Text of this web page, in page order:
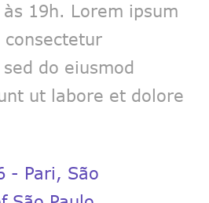
19h. Lorem ipsum
do eiusmod
ut labore et dolore
- Pari, São